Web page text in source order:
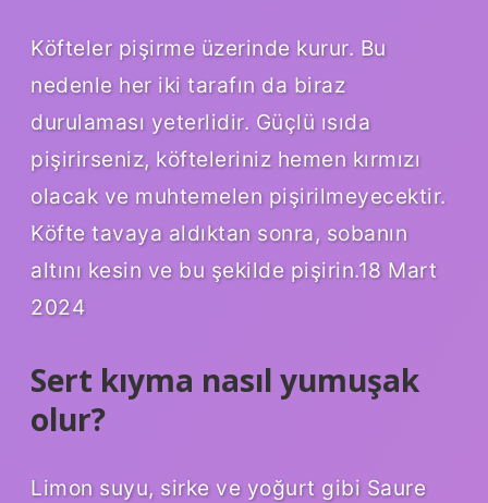
Köfteler pişirme üzerinde kurur. Bu
nedenle her iki tarafın da biraz
durulaması yeterlidir. Güçlü ısıda
pişirirseniz, köfteleriniz hemen kırmızı
olacak ve muhtemelen pişirilmeyecektir.
Köfte tavaya aldıktan sonra, sobanın
altını kesin ve bu şekilde pişirin.18 Mart
2024
Sert kıyma nasıl yumuşak
olur?
Limon suyu, sirke ve yoğurt gibi Saure